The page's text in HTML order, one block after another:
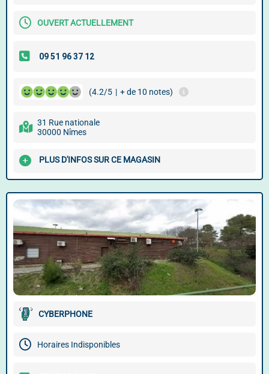
OUVERT ACTUELLEMENT
(4.2/5 | + de 10 notes)
31 Rue nationale
30000 Nîmes
PLUS D'INFOS SUR CE MAGASIN
CYBERPHONE
Horaires Indisponibles